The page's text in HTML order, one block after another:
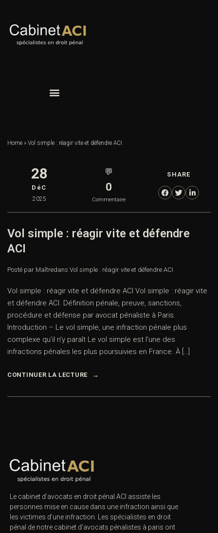
Home » Vol simple : réagir vite et défendre ACI
28
DéC
2025
💬
0
Commentaire
SHARE
Vol simple : réagir vite et défendre
ACI
Posté par Maîtredans Vol simple : réagir vite et défendre ACI
Vol simple : réagir vite et défendre ACI Vol simple : réagir vite
et défendre ACI. Définition pénale, preuve, sanctions,
procédure et défense par avocat pénaliste à Paris.
Introduction – Le vol simple, une infraction pénale plus
complexe qu’il n’y paraît Le vol simple est l’une des
infractions pénales les plus poursuivies en France. À […]
CONTINUER LA LECTURE
Le cabinet d’avocats en droit pénal ACI assiste les
personnes mise en cause dans une infraction ainsi que
les victimes d’une infraction. Les spécialistes en droit
pénal de notre cabinet d’avocats pénalistes à paris ont